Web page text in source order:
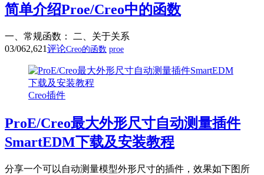
简单介绍Proe/Creo中的函数
一、常规函数： 二、关于关系
03/062,621评论Creo的函数 proe
Creo插件
ProE/Creo最大外形尺寸自动测量插件
SmartEDM下载及安装教程
分享一个可以自动测量模型外形尺寸的插件，效果如下图所